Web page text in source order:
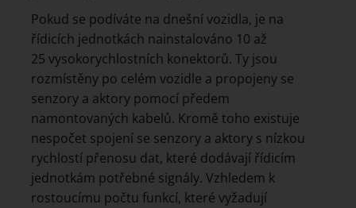
Pokud se podíváte na dnešní vozidla, je na
řídicích jednotkách nainstalováno 10 až
25 vysokorychlostních konektorů. Ty jsou
rozmístěny po celém vozidle a propojeny se
senzory a aktory pomocí předem
namontovaných kabelů. Kromě toho existuje
nespočet spojení se senzory a aktory s nízkou
rychlostí přenosu dat, které dodávají řídicím
jednotkám potřebné signály. Vzhledem k
rostoucímu počtu funkcí, které vyžadují